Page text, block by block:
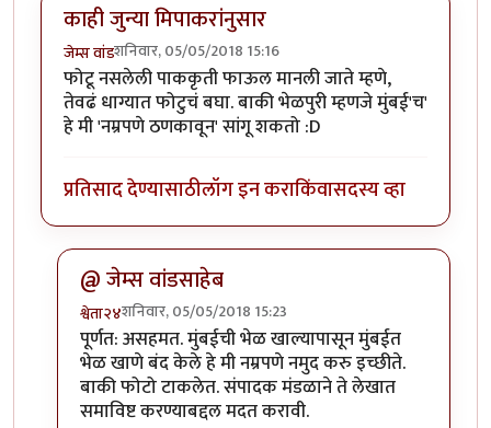
काही जुन्या मिपाकरांनुसार
जेम्स वांडशनिवार, 05/05/2018 15:16
फोटू नसलेली पाककृती फाऊल मानली जाते म्हणे,
तेवढं धाग्यात फोटुचं बघा. बाकी भेळपुरी म्हणजे मुंबई'च'
हे मी 'नम्रपणे ठणकावून' सांगू शकतो :D
प्रतिसाद देण्यासाठीलॉग इन कराकिंवासदस्य व्हा
@ जेम्स वांडसाहेब
श्वेता२४शनिवार, 05/05/2018 15:23
In reply toकाही जुन्या मिपाकरांनुसारbyजेम्स वांड
पूर्णत: असहमत. मुंबईची भेळ खाल्यापासून मुंबईत
भेळ खाणे बंद केले हे मी नम्रपणे नमुद करु इच्छीते.
बाकी फोटो टाकलेत. संपादक मंडळाने ते लेखात
समाविष्ट करण्याबद्दल मदत करावी.